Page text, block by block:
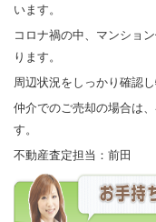
います。
コロナ禍の中、マンショ
ります。
周辺状況をしっかり確認
仲介でのご売却の場合は
す。
不動産査定担当：前田